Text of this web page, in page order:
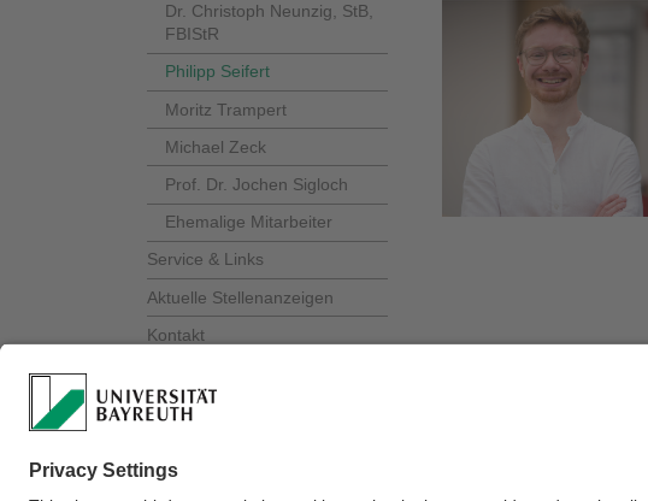
Dr. Christoph Neunzig, StB,
FBIStR
Philipp Seifert
Moritz Trampert
Michael Zeck
Prof. Dr. Jochen Sigloch
Ehemalige Mitarbeiter
Service & Links
Aktuelle Stellenanzeigen
Kontakt